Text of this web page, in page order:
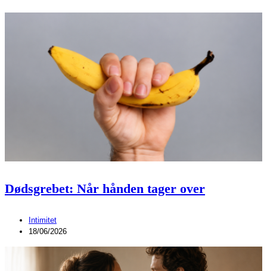
Dødsgrebet: Når hånden tager over
Intimitet
18/06/2026